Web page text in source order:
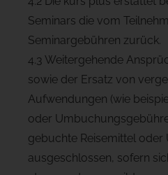
Seminars die vom
Seminargebühren zurück.
4.3 Weitergehende
sowie der Ersatz von
Aufwendungen (wie
oder
gebuchte Reisemittel oder
ausgeschlossen, sofern